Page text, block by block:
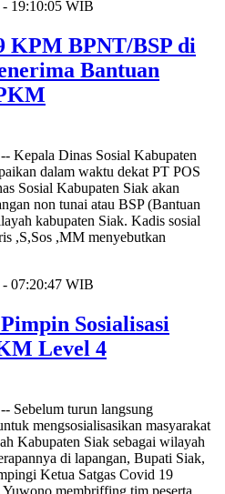
- 19:10:05 WIB
KPM BPNT/BSP di
Bantuan
Kepala Dinas Sosial Kabupaten
dalam waktu dekat PT POS
Sosial Kabupaten Siak akan
non tunai atau BSP (Bantuan
kabupaten Siak. Kadis sosial
,S,Sos ,MM menyebutkan
- 07:20:47 WIB
Sosialisasi
Level 4
Sebelum turun langsung
mengsosialisasikan masyarakat
Kabupaten Siak sebagai wilayah
di lapangan, Bupati Siak,
Ketua Satgas Covid 19